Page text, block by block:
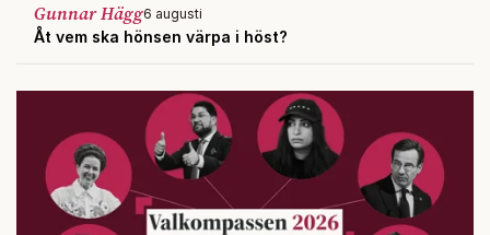
Gunnar Hägg6 augusti
Åt vem ska hönsen värpa i höst?